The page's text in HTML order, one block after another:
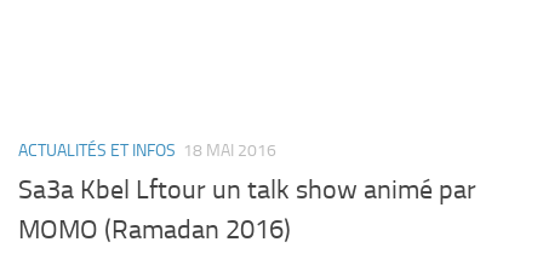
ACTUALITÉS ET INFOS 18 MAI 2016
Sa3a Kbel Lftour un talk show animé par
MOMO (Ramadan 2016)